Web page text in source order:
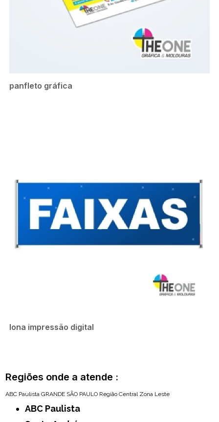
panfleto gráfica
lona impressão digital
Regiões onde a atende :
ABC Paulista GRANDE SÃO PAULO Região Central Zona Leste
ABC Paulista